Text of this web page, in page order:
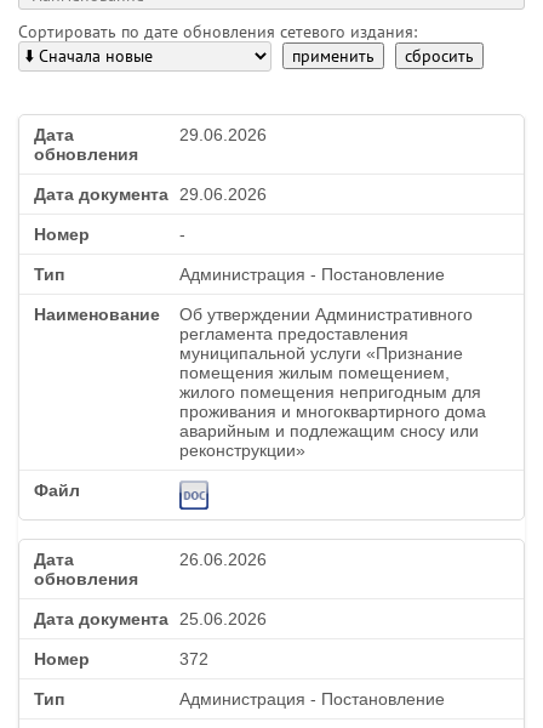
Сортировать по дате обновления сетевого издания:
применить
сбросить
29.06.2026
29.06.2026
-
Администрация - Постановление
Об утверждении Административного
регламента предоставления
муниципальной услуги «Признание
помещения жилым помещением,
жилого помещения непригодным для
проживания и многоквартирного дома
аварийным и подлежащим сносу или
реконструкции»
26.06.2026
25.06.2026
372
Администрация - Постановление